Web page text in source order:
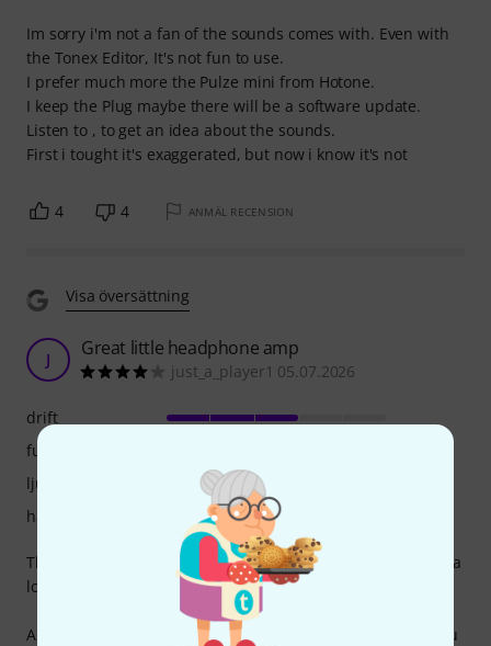
Im sorry i'm not a fan of the sounds comes with. Even with
the Tonex Editor, It's not fun to use.
I prefer much more the Pulze mini from Hotone.
I keep the Plug maybe there will be a software update.
Listen to , to get an idea about the sounds.
First i tought it's exaggerated, but now i know it's not
4 4 ANMÄL RECENSION
Visa översättning
J Great little headphone amp
just_a_player1 05.07.2026
This little device is arguably on the expensive side but has a
lot of things to make up for it.
A) Access to tonex ecosystem. This is really a huge plus, you
drift
funktioner
ljud
hantverkskvalitet